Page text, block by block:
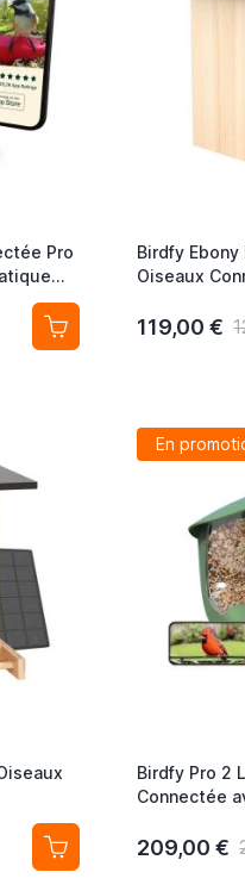
Pro
Bleu
Birdfy
Oiseaux
119,00 €
Solaire
En
Birdfy Pro 2
Connectée
209,00 €